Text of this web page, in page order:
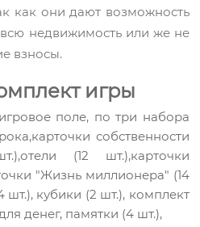
как они дают возможность
всю недвижимость или же не
взносы.
игры
поле, по три набора
собственности
(12 шт.),карточки
"Жизнь миллионера" (14
шт.), кубики (2 шт.), комплект
денег, памятки (4 шт.),